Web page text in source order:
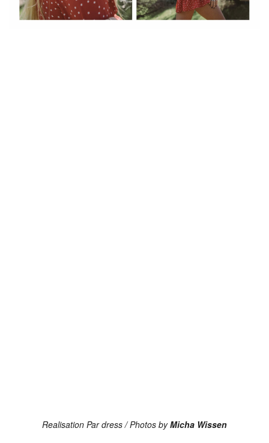
Realisation Par dress / Photos byMicha Wissen